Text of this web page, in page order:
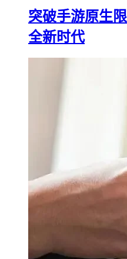
突破手游原生
全新时代